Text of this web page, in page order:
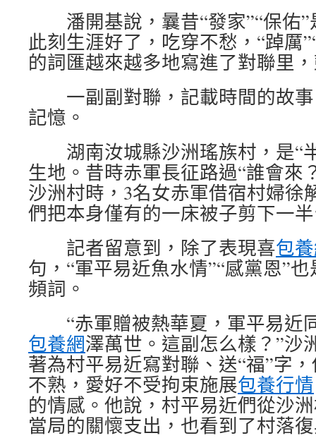
潘開基說，曩昔“發家”“保佑”
此刻生涯好了，吃穿不愁，“踔厲
的詞匯越來越多地寫進了對聯里
一副副對聯，記載時間的故事
記憶。
湖南汝城縣沙洲瑤族村，是“
生地。昔時赤軍長征路過“誰會來
沙洲村時，3名女赤軍借宿村婦徐
們把本身僅有的一床被子剪下一
記者留意到，除了表現喜包
句，“軍平易近魚水情”“感黨恩”
頻詞。
“赤軍贈被熱華夏，軍平易近
包養網澤萬世。這副怎么樣？”沙
著為村平易近寫對聯、送“福”字
不熟，愛好不受拘束施展包養行情
的情感。他說，村平易近們從沙
當局的關懷支出，也看到了村落